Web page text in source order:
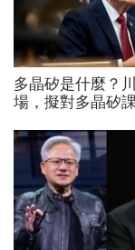
多晶矽是什麼？
場，擬對多晶矽
能產業都離不開它